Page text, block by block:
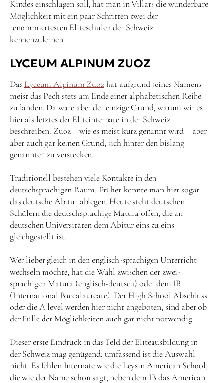
Kindes einschlagen soll, hat man in Villars die wunderbare
Möglichkeit mit ein paar Schritten zwei der
renommiertesten Eliteschulen der Schweiz
kennenzulernen.
LYCEUM ALPINUM ZUOZ
Das Lyceum Alpinum Zuozhat aufgrund seines Namens
meist das Pech stets am Ende einer alphabetischen Reihe
zu landen. Da wäre aber der einzige Grund, warum wir es
hier als letztes der Eliteinternate in der Schweiz
beschreiben. Zuoz – wie es meist kurz genannt wird – aber
aber auch gar keinen Grund, sich hinter den bislang
genannten zu verstecken.
Traditionell bestehen viele Kontakte in den
deutschsprachigen Raum. Früher konnte man hier sogar
das deutsche Abitur ablegen. Heute steht deutschen
Schülern die deutschsprachige Matura offen, die an
deutschen Universitäten dem Abitur eins zu eins
gleichgestellt ist.
Wer lieber gleich in den englisch-sprachigen Unterricht
wechseln möchte, hat die Wahl zwischen der zwei-
sprachigen Matura (englisch-deutsch) oder dem IB
(International Baccalaureate). Der High School Abschluss
oder die A level werden hier nicht angeboten, sind aber ob
der Fülle der Möglichkeiten auch gar nicht notwendig.
Dieser erste Eindruck in das Feld der Eliteausbildung in
der Schweiz mag genügend; umfassend ist die Auswahl
nicht. Es fehlen Internate wie die Leysin American School,
die wie der Name schon sagt, neben dem IB das American